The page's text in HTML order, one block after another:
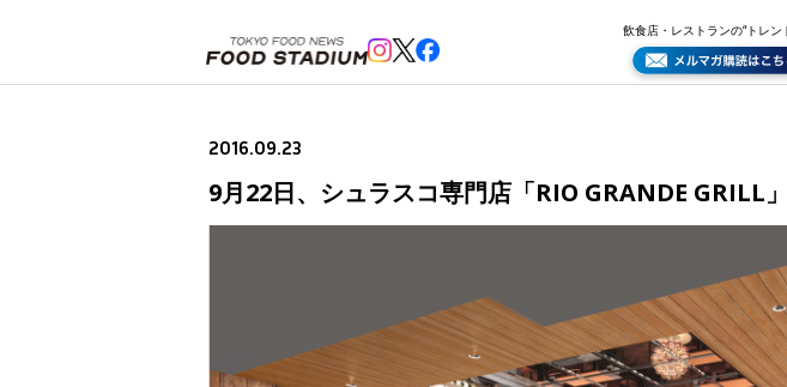
飲食店・レストランの“トレ
2016.09.23
9月22日、シュラスコ専門店「RIO GRANDE GRILL